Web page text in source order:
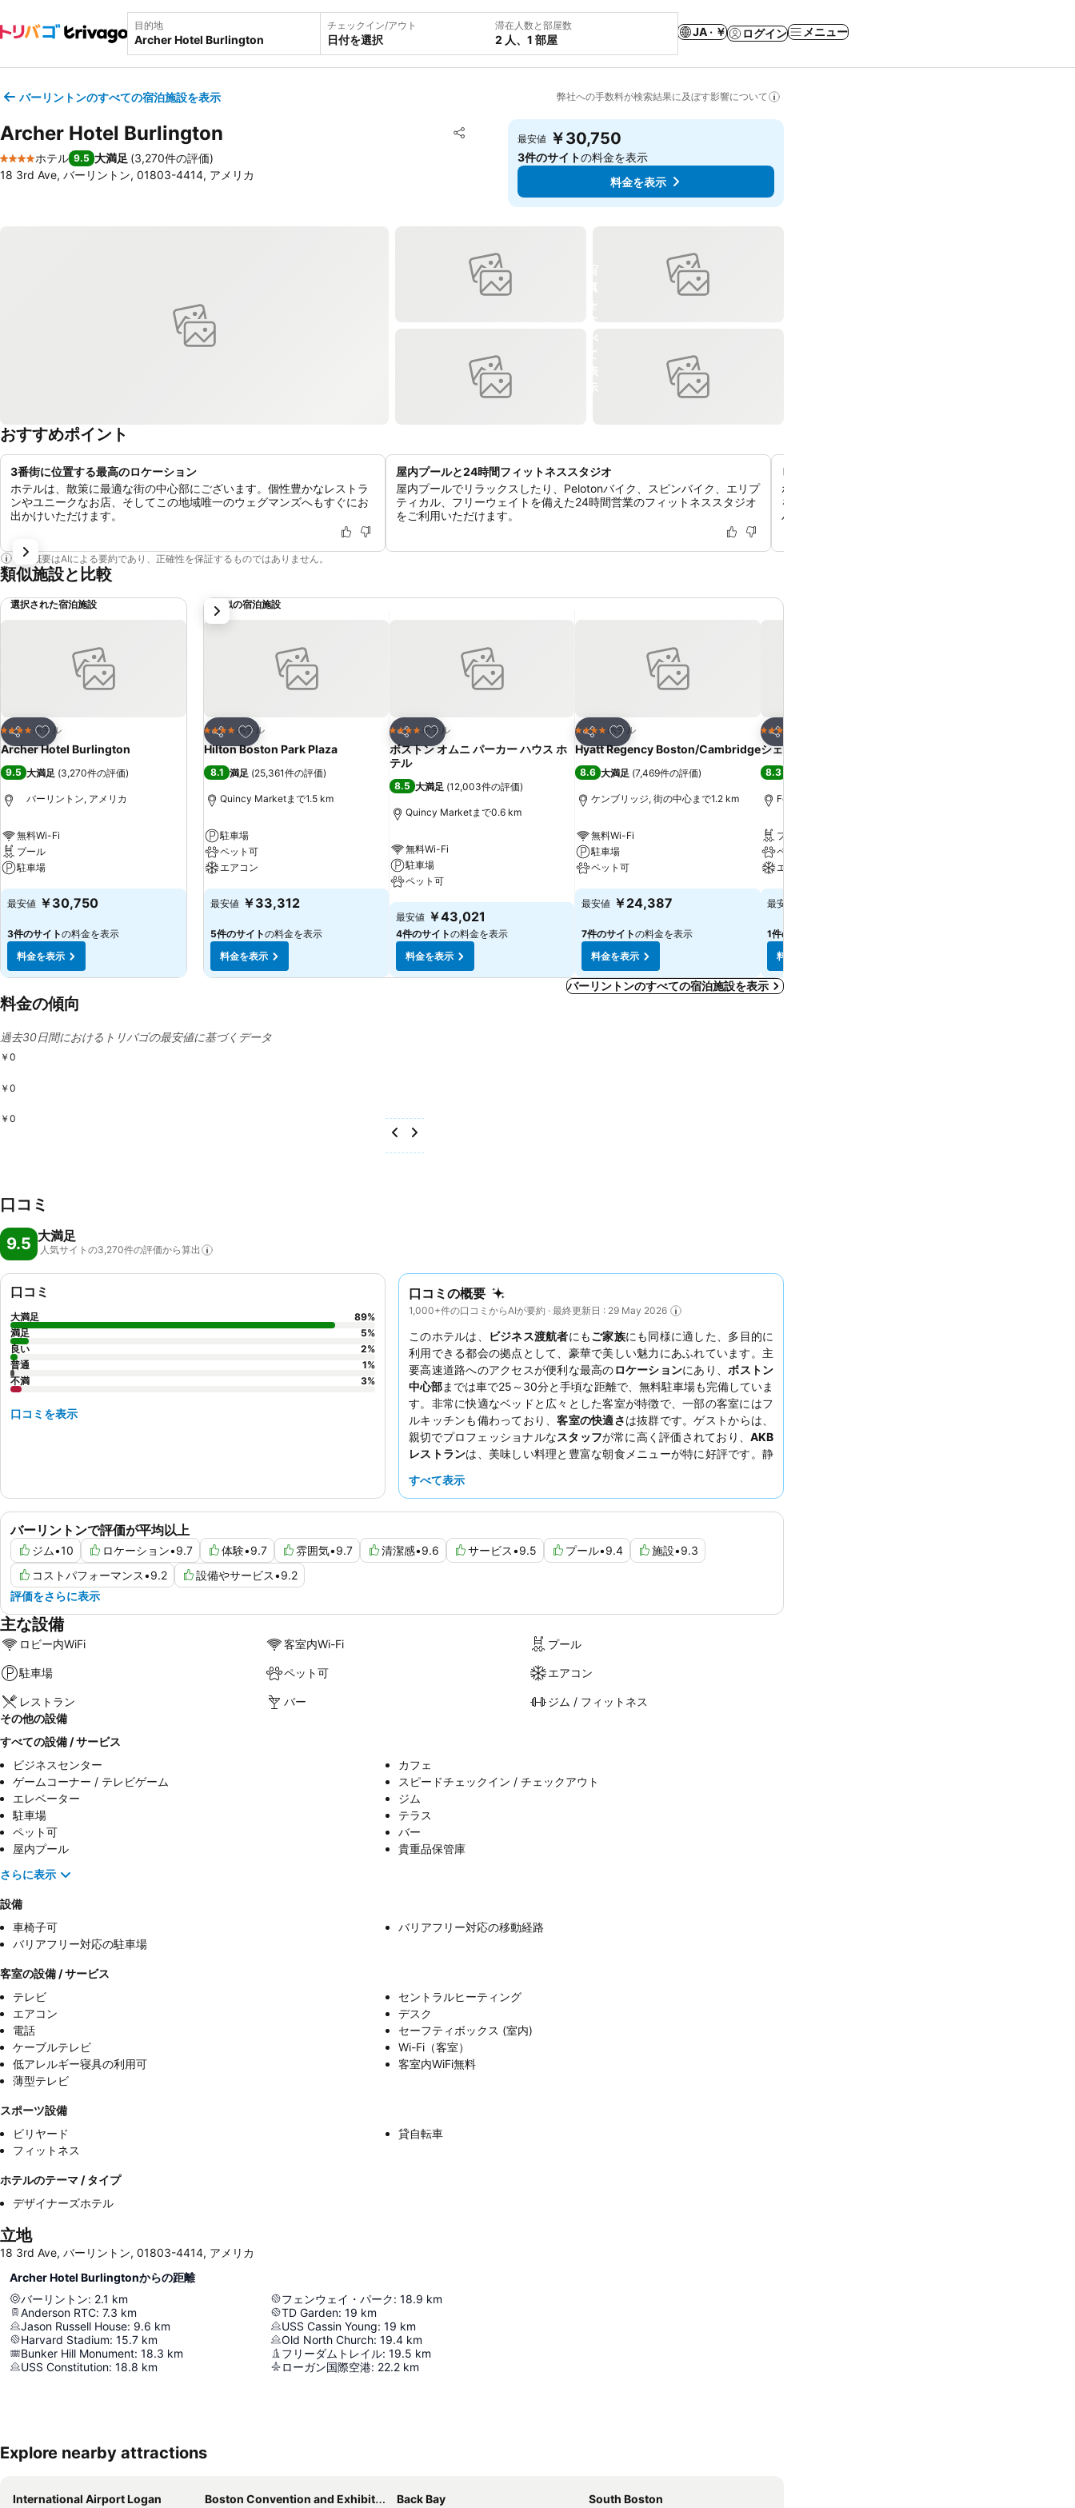
目的地 チェックイン/アウト
日付を選択
滞在人数と部屋数
2 人、1 部屋
JA · ￥ ログイン メニュー
バーリントンのすべての宿泊施設を表示 弊社への手数料が検索結果に及ぼす影響について
Archer Hotel Burlington シェア
お気に入りに追加
4 ホテルのランク
ホテル 9.5 大満足 (3,270件の評価)
18 3rd Ave, バーリントン, 01803-4414, アメリカ
最安値 ￥30,750
3件のサイトの料金を表示
料金を表示
おすすめポイント
3番街に位置する最高のロケーション
ホテルは、散策に最適な街の中心部にございます。個性豊かなレストラ
ンやユニークなお店、そしてこの地域唯一のウェグマンズへもすぐにお
出かけいただけます。
屋内プールと24時間フィットネススタジオ
屋内プールでリラックスしたり、Pelotonバイク、スピンバイク、エリプ
ティカル、フリーウェイトを備えた24時間営業のフィットネススタジオ
をご利用いただけます。
ビリヤードがある賑やかなカクテルバー
ホテル内のバー「AKB」では、手作りのカクテルや活気
をお楽しみいただけます。ビリヤード台やファイヤーピ
パティオもございます。
この概要はAIによる要約であり、正確性を保証するものではありません。
類似施設と比較
選択された宿泊施設
シェア
お気に入りに追加
4 ホテルのランク
ホテル
Archer Hotel Burlington
9.5 大満足 (3,270件の評価)
バーリントン, アメリカ
無料Wi-Fi
プール
駐車場
料金を表示
最安値 ￥30,750
3件のサイトの料金を表示
料金を表示
類似の宿泊施設
シェア
お気に入りに追加
4 ホテルのランク
ホテル
Hilton Boston Park Plaza
8.1 満足 (25,361件の評価)
Quincy Marketまで1.5 km
駐車場
ペット可
エアコン
料金を表示
最安値 ￥33,312
5件のサイトの料金を表示
料金を表示
シェア
お気に入りに追加
4 ホテルのランク
ホテル
ボストン オムニ パーカー ハウス ホ
テル
8.5 大満足 (12,003件の評価)
Quincy Marketまで0.6 km
無料Wi-Fi
駐車場
ペット可
料金を表示
最安値 ￥43,021
4件のサイトの料金を表示
料金を表示
シェア
お気に入りに追加
4 ホテルのランク
ホテル
Hyatt Regency Boston/Cambridge
8.6 大満足 (7,469件の評価)
ケンブリッジ, 街の中心まで1.2 km
無料Wi-Fi
駐車場
ペット可
料金を表示
最安値 ￥24,387
7件のサイトの料金を表示
料金を表示
シェア
4 ホテルのランク
シェラトン ボストン ホテル
8.3
Fenway Parkまで1.1 km
プール
ペット可
エアコン
料金を表示
最安値
1件のサイト
料金を表示
次
バーリントンのすべての宿泊施設を表示
料金の傾向
過去30日間におけるトリバゴの最安値に基づくデータ
￥0
￥0
￥0
口コミ
9.5 大満足
人気サイトの3,270件の評価から算出
口コミの概要
1,000+件の口コミからAIが要約 · 最終更新日 : 29 May 2026
このホテルは、 ビジネス渡航者にもご家族にも同様に適した、多目的に
利用できる都会の拠点として、豪華で美しい魅力にあふれています。主
要高速道路へのアクセスが便利な最高のロケーションにあり、 ボストン
中心部までは車で25～30分と手頃な距離で、無料駐車場も完備していま
す。非常に快適なベッドと広々とした客室が特徴で、一部の客室にはフ
ルキッチンも備わっており、客室の快適さは抜群です。ゲストからは、
親切でプロフェッショナルなスタッフが常に高く評価されており、AKB
レストランは、美味しい料理と豊富な朝食メニューが特に好評です。静
ことをおすすめします。
すべて表示
バーリントンで評価が平均以上
ジム•10 ロケーション•9.7 体験•9.7 雰囲気•9.7 清潔感•9.6 サービス•9.5 プール•9.4 施設•9.3
コストパフォーマンス•9.2 設備やサービス•9.2
評価をさらに表示
口コミ
大満足 89%
満足
5%
良い
2%
普通
1%
不満
3%
口コミを表示
主な設備
ロビー内WiFi 客室内Wi-Fi プール
駐車場 ペット可 エアコン
レストラン バー
ジム / フィットネス
その他の設備
すべての設備 / サービス
ビジネスセンター
カフェ
ゲームコーナー / テレビゲーム
スピードチェックイン / チェックアウト
エレベーター
ジム
駐車場
テラス
ペット可
バー
屋内プール
貴重品保管庫
さらに表示
設備
車椅子可
バリアフリー対応の移動経路
バリアフリー対応の駐車場
客室の設備 / サービス
テレビ
セントラルヒーティング
エアコン
デスク
電話
セーフティボックス (室内)
ケーブルテレビ
Wi-Fi（客室）
低アレルギー寝具の利用可
客室内WiFi無料
薄型テレビ
スポーツ設備
ビリヤード
貸自転車
フィットネス
ホテルのテーマ / タイプ
デザイナーズホテル
立地
18 3rd Ave, バーリントン, 01803-4414, アメリカ
Archer Hotel Burlingtonからの距離
バーリントン: 2.1 km
Anderson RTC: 7.3 km
Jason Russell House: 9.6 km
Harvard Stadium: 15.7 km
Bunker Hill Monument: 18.3 km
USS Constitution: 18.8 km
フェンウェイ・パーク: 18.9 km
TD Garden: 19 km
USS Cassin Young: 19 km
Old North Church: 19.4 km
フリーダムトレイル: 19.5 km
ローガン国際空港: 22.2 km
Explore nearby attractions
International Airport Logan Boston Convention and Exhibition Center Back Bay
South Boston